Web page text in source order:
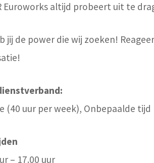
Euroworks altijd probeert uit te
jij de power die wij zoeken!
(40 uur per week), Onbepaalde tijd
– 17.00 uur